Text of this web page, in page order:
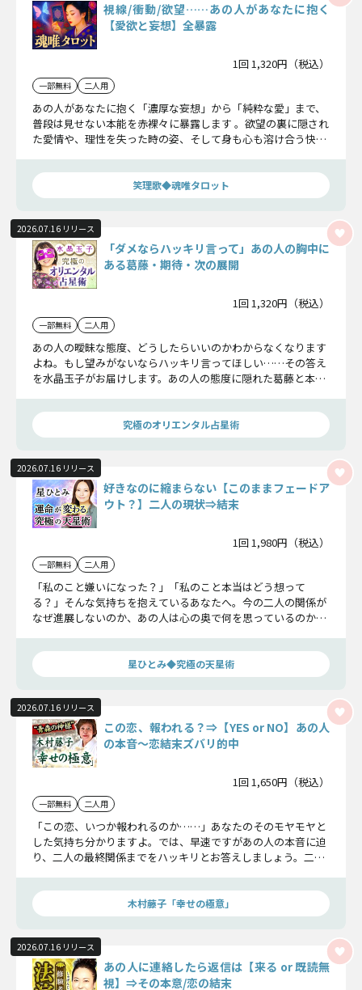
視線/衝動/欲望……あの人があなたに抱く
【愛欲と妄想】全暴露
1回 1,320円（税込）
一部無料 二人用
あの人があなたに抱く「濃厚な妄想」から「純粋な愛」まで、
普段は見せない本能を赤裸々に暴露します 。欲望の裏に隠され
た愛情や、理性を失った時の姿、そして身も心も溶け合う快楽
笑理歌◆魂唯タロット
2026.07.16 リリース
「ダメならハッキリ言って」あの人の胸中に
ある葛藤・期待・次の展開
1回 1,320円（税込）
一部無料 二人用
あの人の曖昧な態度、どうしたらいいのかわからなくなります
よね。もし望みがないならハッキリ言ってほしい……その答え
を水晶玉子がお届けします。あの人の態度に隠れた葛藤と本
るのかまでお伝えしますよ。
究極のオリエンタル占星術
2026.07.16 リリース
好きなのに縮まらない【このままフェードア
ウト？】二人の現状⇒結末
1回 1,980円（税込）
一部無料 二人用
「私のこと嫌いになった？」「私のこと本当はどう想って
る？」そんな気持ちを抱えているあなたへ。今の二人の関係が
なぜ進展しないのか、あの人は心の奥で何を思っているのか、
のすべてに、答えを出します。
星ひとみ◆究極の天星術
2026.07.16 リリース
この恋、報われる？⇒【YES or NO】あの人
の本音〜恋結末ズバリ的中
1回 1,650円（税込）
一部無料 二人用
「この恋、いつか報われるのか……」あなたのそのモヤモヤと
した気持ち分かりますよ。では、早速ですがあの人の本音に迫
り、二人の最終関係までをハッキリとお答えしましょう。二人
のままお進みください。
木村藤子「幸せの極意」
2026.07.16 リリース
あの人に連絡したら返信は【来る or 既読無
視】⇒その本意/恋の結末